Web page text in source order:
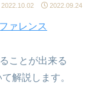
2022.10.02 2022.09.24
ァレンス
ことが出来る
解説します。